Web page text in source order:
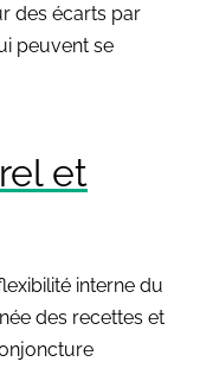
des écarts par
peuvent se
et
interne du
des recettes et